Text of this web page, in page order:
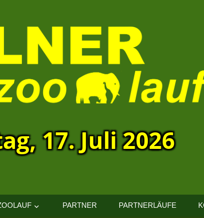
17. Juli 2026
PARTNER PARTNERLÄUFE